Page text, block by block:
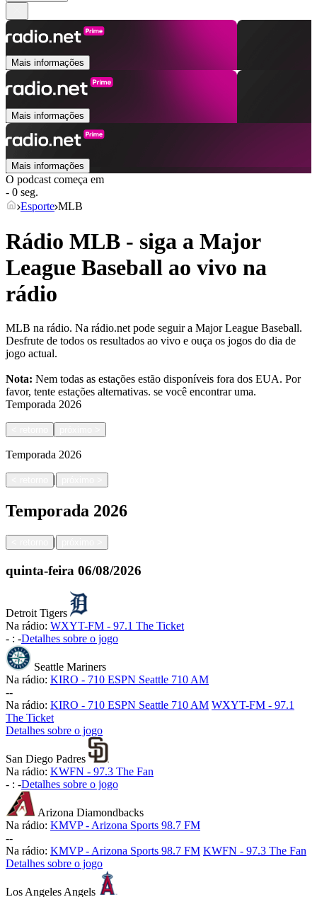
Mais informações
Mais informações
Mais informações
O podcast começa em
- 0 seg.
Esporte MLB
Rádio MLB - siga a Major
League Baseball ao vivo na
rádio
MLB na rádio. Na rádio.net pode seguir a Major League Baseball.
Desfrute de todos os resultados ao vivo e ouça os jogos do dia de
jogo actual.
Nota: Nem todas as estações estão disponíveis fora dos EUA. Por
favor, tente estações alternativas. se você encontrar uma.
Temporada 2026
Temporada 2026
|
Temporada 2026
|
quinta-feira 06/08/2026
Detroit Tigers
Na rádio: WXYT-FM - 97.1 The Ticket
- : -Detalhes sobre o jogo
Seattle Mariners
Na rádio: KIRO - 710 ESPN Seattle 710 AM
--
Na rádio: KIRO - 710 ESPN Seattle 710 AM WXYT-FM - 97.1
The Ticket
Detalhes sobre o jogo
San Diego Padres
Na rádio: KWFN - 97.3 The Fan
- : -Detalhes sobre o jogo
Arizona Diamondbacks
Na rádio: KMVP - Arizona Sports 98.7 FM
--
Na rádio: KMVP - Arizona Sports 98.7 FM KWFN - 97.3 The Fan
Detalhes sobre o jogo
Los Angeles Angels